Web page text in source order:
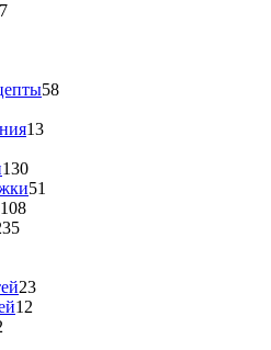
7
58
13
130
51
108
23
12